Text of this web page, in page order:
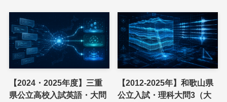
【2024・2025年度】三重
県公立高校入試英語・大問
【2012-2025年】和歌山県
公立入試・理科大問3（大